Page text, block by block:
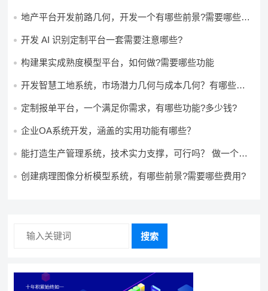
地产平台开发前路几何，开发一个有哪些前景?需要哪些费
开发 AI 识别定制平台一套需要注意哪些?
构建果实成熟度模型平台，如何做?需要哪些功能
开发智慧工地系统，市场潜力几何与成本几何？有哪些前
定制报单平台，一个满足你需求，有哪些功能?多少钱?
企业OA系统开发，涵盖的实用功能有哪些？
能打造生产管理系统，技术实力支撑，可行吗？ 做一个高
统，资源充足的情况下可以做吗？
创建病理图像分析模型系统，有哪些前景?需要哪些费用?
搜索